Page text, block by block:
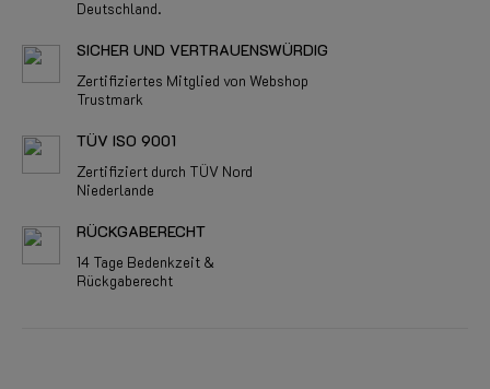
Deutschland.
SICHER UND VERTRAUENSWÜRDIG
Zertifiziertes Mitglied von Webshop
Trustmark
TÜV ISO 9001
Zertifiziert durch TÜV Nord
Niederlande
RÜCKGABERECHT
14 Tage Bedenkzeit &
Rückgaberecht